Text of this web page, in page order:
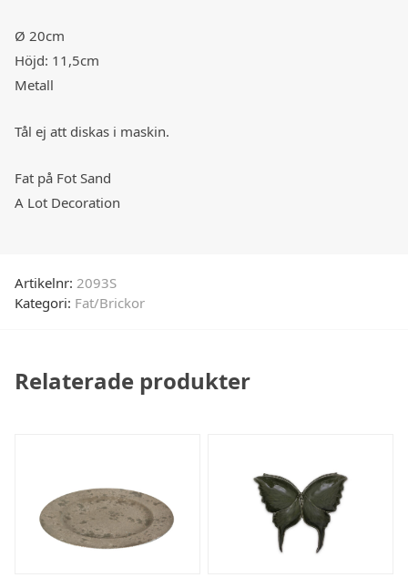
Ø 20cm
Höjd: 11,5cm
Metall
Tål ej att diskas i maskin.
Fat på Fot Sand
A Lot Decoration
Artikelnr: 2093S
Kategori: Fat/Brickor
Relaterade produkter